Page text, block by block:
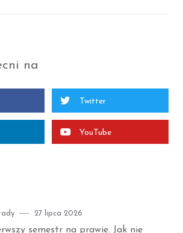
na
Twitter
YouTube
Posted
27 lipca 2026
semestr na prawie. Jak nie